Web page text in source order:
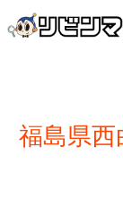
福島県